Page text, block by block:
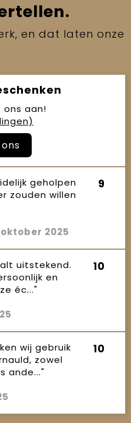
en dat laten onze
aan!
geholpen
zouden willen
9
oktober 2025
uitstekend.
en
éc..."
10
wij gebruik
zowel
ande..."
10